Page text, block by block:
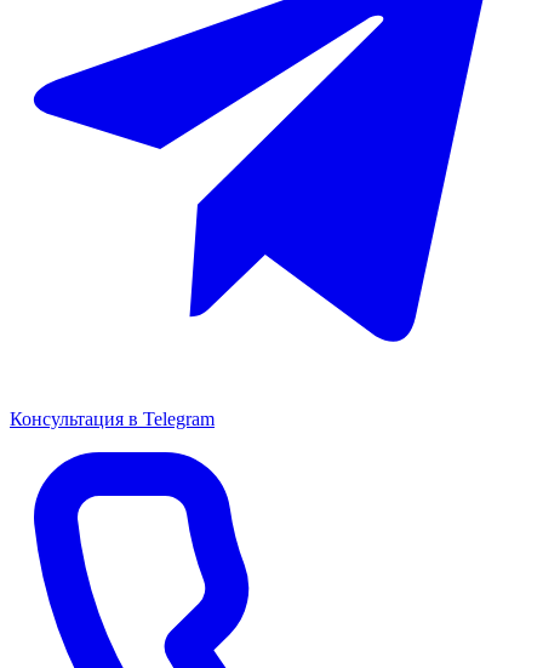
Консультация в Telegram